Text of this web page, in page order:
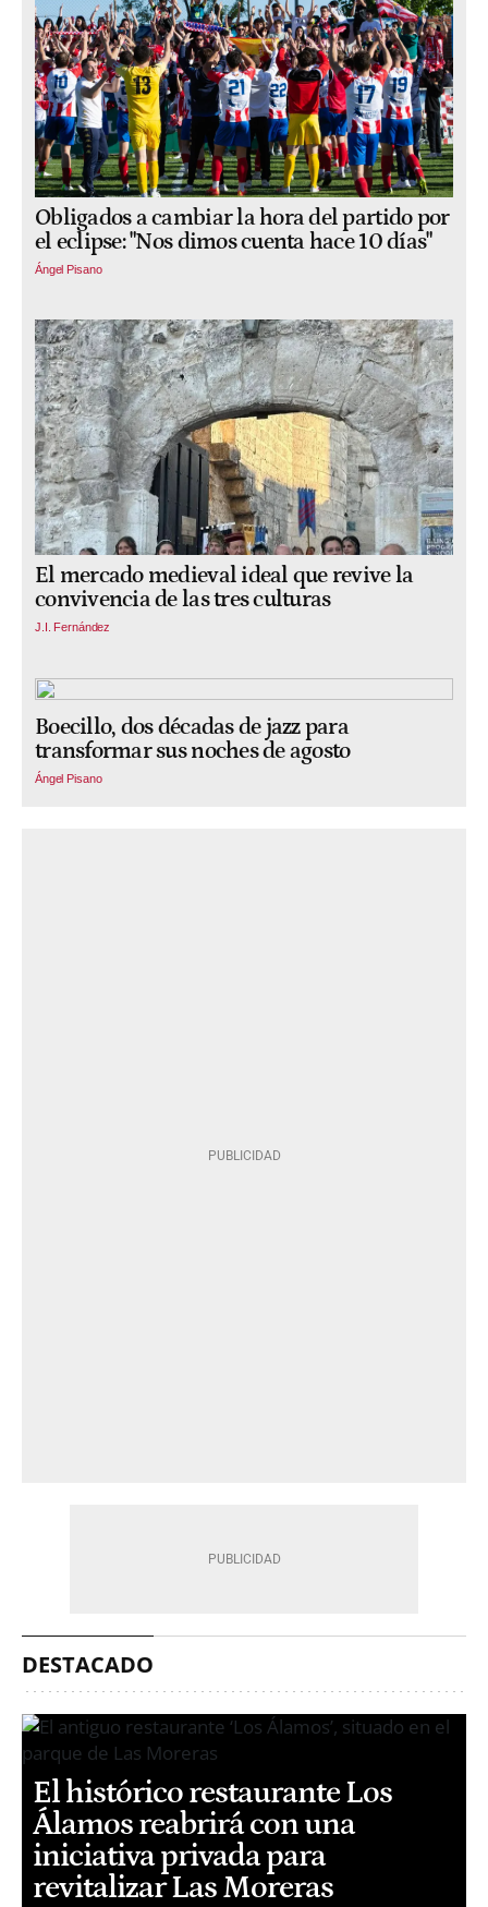
Obligados a cambiar la hora del partido por
el eclipse: "Nos dimos cuenta hace 10 días"
Ángel Pisano
El mercado medieval ideal que revive la
convivencia de las tres culturas
J.I. Fernández
Boecillo, dos décadas de jazz para
transformar sus noches de agosto
Ángel Pisano
DESTACADO
El histórico restaurante Los
Álamos reabrirá con una
iniciativa privada para
revitalizar Las Moreras